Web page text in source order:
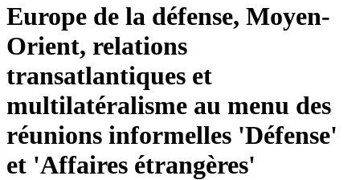
Europe de la défense, Moyen-
Orient, relations
transatlantiques et
multilatéralisme au menu des
réunions informelles 'Défense'
et 'Affaires étrangères'